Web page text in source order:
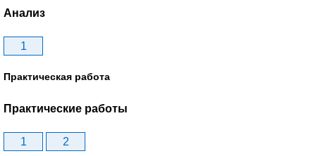
Анализ
1
Практическая работа
Практические работы
1 2